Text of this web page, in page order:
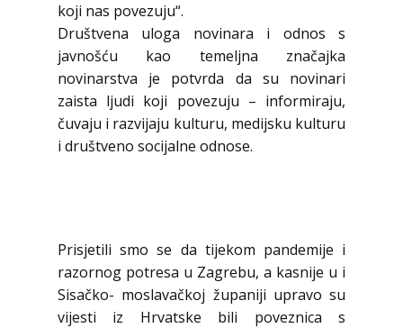
koji nas povezuju“.
Društvena uloga novinara i odnos s
javnošću kao temeljna značajka
novinarstva je potvrda da su novinari
zaista ljudi koji povezuju – informiraju,
čuvaju i razvijaju kulturu, medijsku kulturu
i društveno socijalne odnose.
Prisjetili smo se da tijekom pandemije i
razornog potresa u Zagrebu, a kasnije u i
Sisačko- moslavačkoj županiji upravo su
vijesti iz Hrvatske bili poveznica s